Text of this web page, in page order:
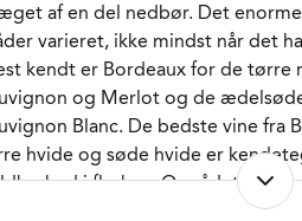
køber Denis Dubourdieu de 2
til Clos Floridène i Graves.
køber Denis Dubourdieu
som indtil da havde været
faderen og den berømte
af en del nedbør. Det
varieret, ikke mindst når det
kendt er Bordeaux for de tørre
og Merlot og de
Blanc. De bedste vine fra
hvide og søde hvide er
i flasken. Området er
stor international anerkendelse.